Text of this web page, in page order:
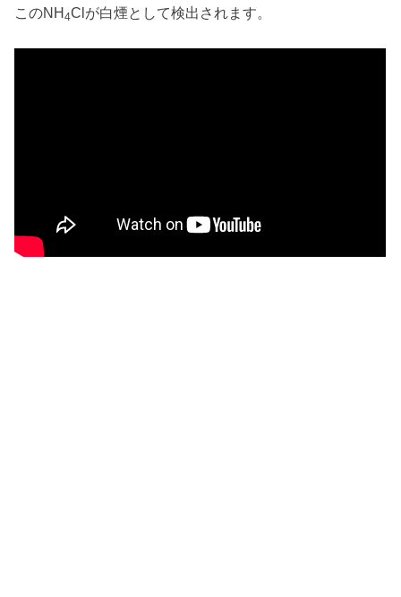
このNH4Clが白煙として検出されます。